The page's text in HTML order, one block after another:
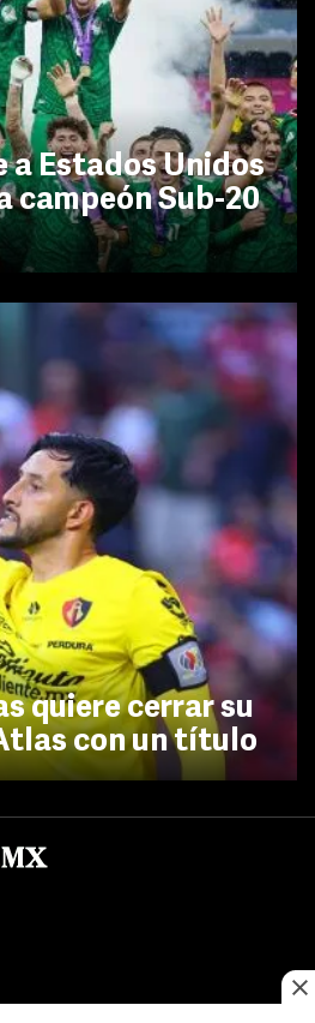
a Estados Unidos
campeón Sub-20
quiere cerrar su
con un título